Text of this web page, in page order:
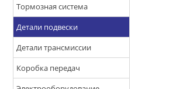
Тормозная система
Детали подвески
Детали трансмиссии
Коробка передач